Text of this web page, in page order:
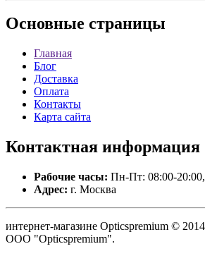
Основные страницы
Главная
Блог
Доставка
Оплата
Контакты
Карта сайта
Контактная информация
Рабочие часы: Пн-Пт: 08:00-
Адрес: г. Москва
интернет-магазине Opticspremium ©
ООО "Opticspremium".